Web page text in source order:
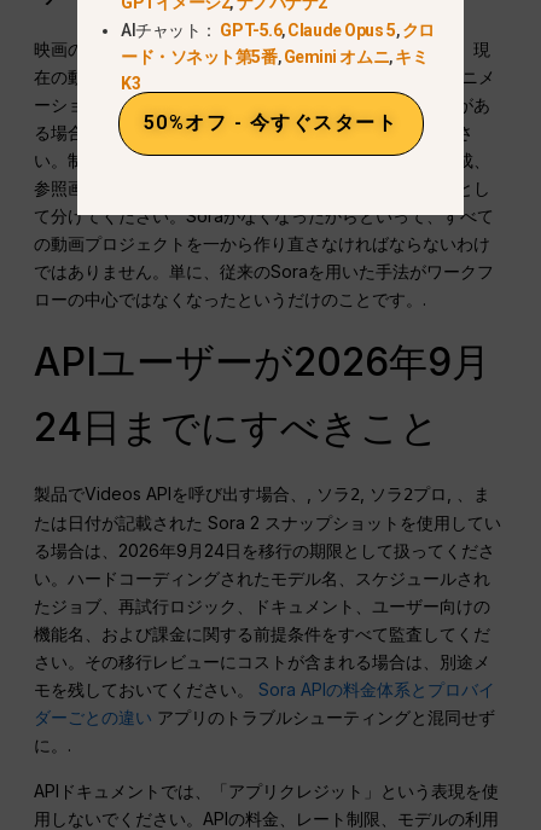
映画のような「テキストから動画」機能が必要な場合は、現
在の動画モデルを試してみてください。 既存の映像にアニメ
ーションを追加したり、スタイルを変更したりする必要があ
る場合は、まず「動画から動画」の処理から始めてくださ
い。制作ワークフローを構築する場合は、スクリプト作成、
参照画像の用意、レンダリング、編集を別々のステップとし
て分けてください。Soraがなくなったからといって、すべて
の動画プロジェクトを一から作り直さなければならないわけ
ではありません。単に、従来のSoraを用いた手法がワークフ
ローの中心ではなくなったというだけのことです。.
APIユーザーが2026年9月
24日までにすべきこと
製品でVideos APIを呼び出す場合、, ソラ2 ソラ2プロ
, 、ま
たは日付が記載された Sora 2 スナップショットを使用してい
る場合は、2026年9月24日を移行の期限として扱ってくださ
い。ハードコーディングされたモデル名、スケジュールされ
たジョブ、再試行ロジック、ドキュメント、ユーザー向けの
機能名、および課金に関する前提条件をすべて監査してくだ
さい。その移行レビューにコストが含まれる場合は、別途メ
モを残しておいてください。Sora APIの料金体系とプロバイ
ダーごとの違い アプリのトラブルシューティングと混同せず
に。.
APIドキュメントでは、「アプリクレジット」という表現を使
用しないでください。APIの料金、レート制限、モデルの利用
AIチャット： GPT-5.6,Claude Opus 5,クロ
ード・ソネット第5番,Gemini オムニ,キミ
K3
50%オフ - 今すぐスタート